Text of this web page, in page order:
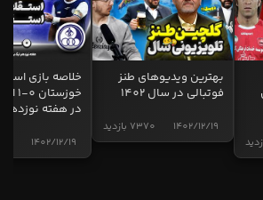
بهترین ویدیوهای طنز
فوتبالی در سال 1402
7370 بازدید 1402/12/19
خلاصه بازی
در هفته نوزدهم
1402/12/19